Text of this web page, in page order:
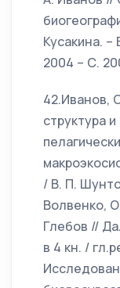
Кусакина.
2004 – С.
42.Иванов,
структура
/ В. П.
Волвенко,
Глебов //
в 4 кн. /